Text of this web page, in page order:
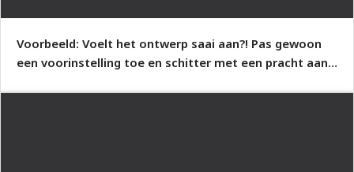
Voorbeeld: Voelt het ontwerp saai aan?! Pas gewoon
een voorinstelling toe en schitter met een pracht aan